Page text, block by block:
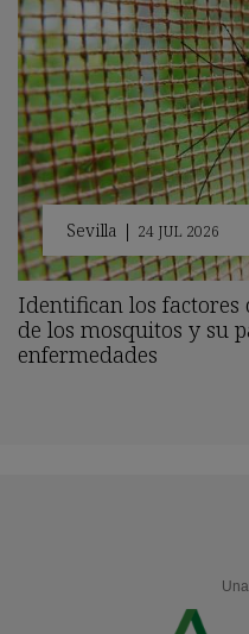
Sevilla | 24 JUL 2026
Identifican los factores
de los mosquitos y su
enfermedades